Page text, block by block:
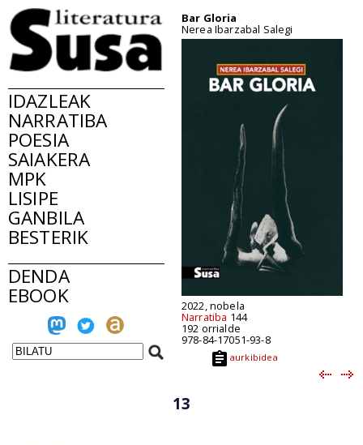
IDAZLEAK
NARRATIBA
POESIA
SAIAKERA
MPK
LISIPE
GANBILA
BESTERIK
DENDA
EBOOK
Bar Gloria
Nerea Ibarzabal Salegi
2022, nobela
Narratiba 144
192 orrialde
978-84-17051-93-8
aurkibidea
13